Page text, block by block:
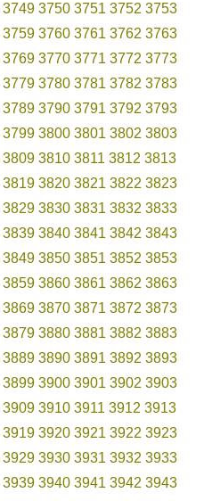
3749 3750 3751 3752 3753
3759 3760 3761 3762 3763
3769 3770 3771 3772 3773
3779 3780 3781 3782 3783
3789 3790 3791 3792 3793
3799 3800 3801 3802 3803
3809 3810 3811 3812 3813
3819 3820 3821 3822 3823
3829 3830 3831 3832 3833
3839 3840 3841 3842 3843
3849 3850 3851 3852 3853
3859 3860 3861 3862 3863
3869 3870 3871 3872 3873
3879 3880 3881 3882 3883
3889 3890 3891 3892 3893
3899 3900 3901 3902 3903
3909 3910 3911 3912 3913
3919 3920 3921 3922 3923
3929 3930 3931 3932 3933
3939 3940 3941 3942 3943